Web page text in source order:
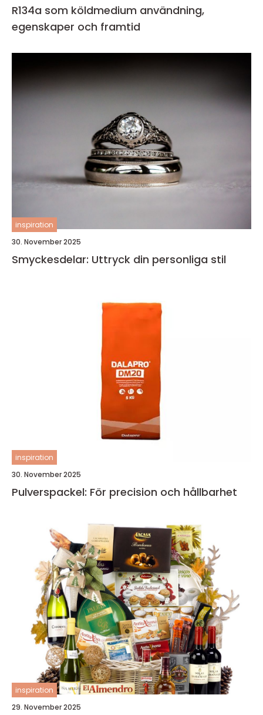
R134a som köldmedium användning,
egenskaper och framtid
inspiration
30. November 2025
Smyckesdelar: Uttryck din personliga stil
inspiration
30. November 2025
Pulverspackel: För precision och hållbarhet
inspiration
29. November 2025